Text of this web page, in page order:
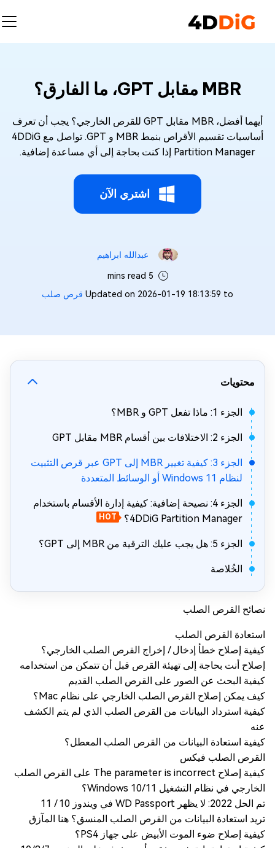
MBR مقابل GPT، ما الفارق؟
أيهما أفضل، MBR مقابل GPT للقرص الخارجي؟ يجب أن تعرف
أساسيات تقسيم الأقراص بنمط MBR و GPT. تواصل مع 4DDiG
Partition Manager إذا كنت بحاجة إلى أي مساعدة إضافية.
اشتري الآن
عبدالله ابراهيم‎
5 mins read
Updated on 2026-01-19 18:13:59 to قرص صلب
محتويات
الجزء 1: ماذا تفعل GPT و MBR؟
الجزء 2: الاختلافات بين أقسام MBR مقابل GPT
الجزء 3: كيفية تغيير MBR إلى GPT عبر قرص التثبيت
لنظام Windows 11 أو الوسائط المتعددة
الجزء 4: نصيحة إضافية: كيفية إدارة الأقسام باستخدام
4DDiG Partition Manager؟
HOT
الجزء 5: هل يجب عليك الترقية من MBR إلى GPT؟
الخُلاصة
نصائح القرص الصلب
استعادة القرص الصلب
كيفية إصلاح خطأ إدخال / إخراج القرص الصلب الخارجي؟
إصلاح أنت بحاجة إلى تهيئة القرص قبل أن تتمكن من استخدامه
كيفية البحث عن الصور على القرص الصلب القديم
كيف يمكن إصلاح القرص الصلب الخارجي على نظام Mac؟
كيفية استرداد البيانات من القرص الصلب الذي لم يتم الكشف
عنه
كيفية استعادة البيانات من القرص الصلب المعطل؟
القرص الصلب فيكس
كيفية إصلاح The parameter is incorrect على القرص الصلب
الخارجي في نظام التشغيل Windows 10/11؟
تم الحل 2022: لا يظهر WD Passport في ويندوز 10 / 11
تريد استعادة البيانات من القرص الصلب المنسق؟ هنا المآزق
كيفية إصلاح ضوء الموت الأبيض على جهاز PS4؟